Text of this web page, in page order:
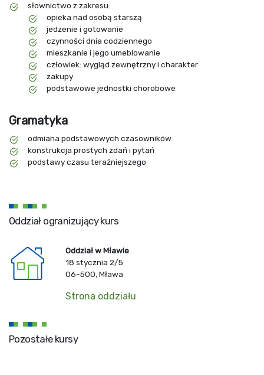
słownictwo z zakresu:
opieka nad osobą starszą
jedzenie i gotowanie
czynności dnia codziennego
mieszkanie i jego umeblowanie
człowiek: wygląd zewnętrzny i charakter
zakupy
podstawowe jednostki chorobowe
Gramatyka
odmiana podstawowych czasowników
konstrukcja prostych zdań i pytań
podstawy czasu teraźniejszego
Oddział ogranizujący kurs
Oddział w Mławie
18 stycznia 2/5
06-500, Mława
Strona oddziału
Pozostałe kursy